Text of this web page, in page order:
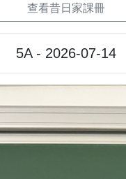
查看昔日家課冊
5A - 2026-07-14